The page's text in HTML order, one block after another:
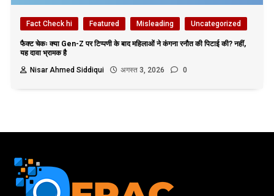
Fact Check hi Featured Misleading Uncategorized
फैक्ट चेकः क्या Gen-Z पर टिप्पणी के बाद महिलाओं ने कंगना रनौत की पिटाई की? नहीं,
यह दावा भ्रामक है
Nisar Ahmed Siddiqui
अगस्त 3, 2026 0